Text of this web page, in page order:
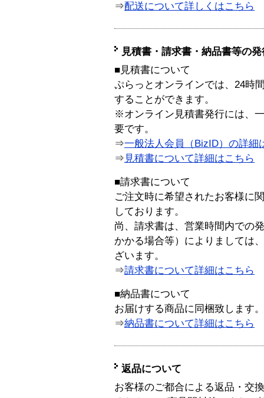
⇒配送について詳しくはこちら
見積書・請求書・納品書等の
■見積書について
ぷらっとオンラインでは、24時
することができます。
※オンライン見積書発行には、
要です。
⇒一般法人会員（BizID）の詳細
⇒ 見積書について詳細はこちら
■請求書について
ご注文時に希望されたお客様に
しております。
尚、請求書は、営業時間内での
かかる場合等）によりましては
ざいます。
⇒請求書について詳細はこちら
■納品書について
お届けする商品に同梱致します。
⇒納品書について詳細はこちら
返品について
お客様のご都合による返品・交